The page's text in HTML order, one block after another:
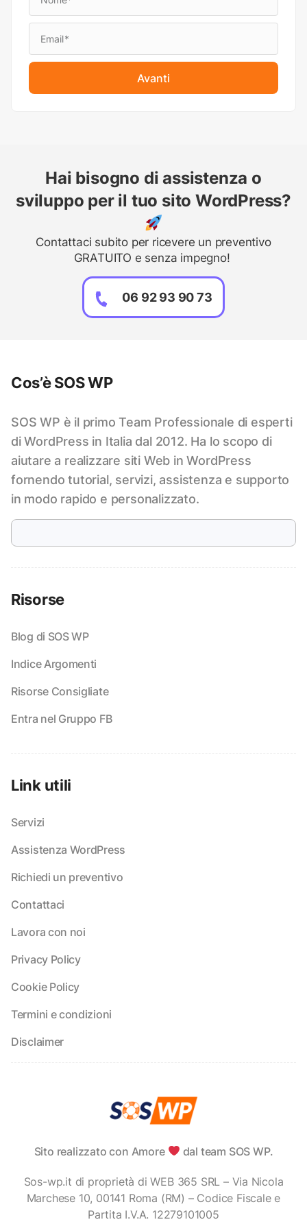
Avanti
Hai bisogno di assistenza o
sviluppo per il tuo sito WordPress?
Contattaci subito per ricevere un preventivo
GRATUITO e senza impegno!
06 92 93 90 73
Cos’è SOS WP
SOS WP è il primo Team Professionale di esperti
di WordPress in Italia dal 2012. Ha lo scopo di
aiutare a realizzare siti Web in WordPress
fornendo tutorial, servizi, assistenza e supporto
in modo rapido e personalizzato.
Risorse
Blog di SOS WP
Indice Argomenti
Risorse Consigliate
Entra nel Gruppo FB
Link utili
Servizi
Assistenza WordPress
Richiedi un preventivo
Contattaci
Lavora con noi
Privacy Policy
Cookie Policy
Termini e condizioni
Disclaimer
Sito realizzato con Amore dal team SOS WP.
Sos-wp.it di proprietà di WEB 365 SRL – Via Nicola
Marchese 10, 00141 Roma (RM) – Codice Fiscale e
Partita I.V.A. 12279101005